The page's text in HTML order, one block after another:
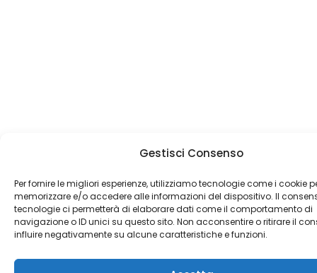
Gestisci Consenso
Per fornire le migliori esperienze, utilizziamo tecnologie come i cookie
memorizzare e/o accedere alle informazioni del dispositivo. Il
tecnologie ci permetterà di elaborare dati come il comportamento di
navigazione o ID unici su questo sito. Non acconsentire o ritirare il
influire negativamente su alcune caratteristiche e funzioni.